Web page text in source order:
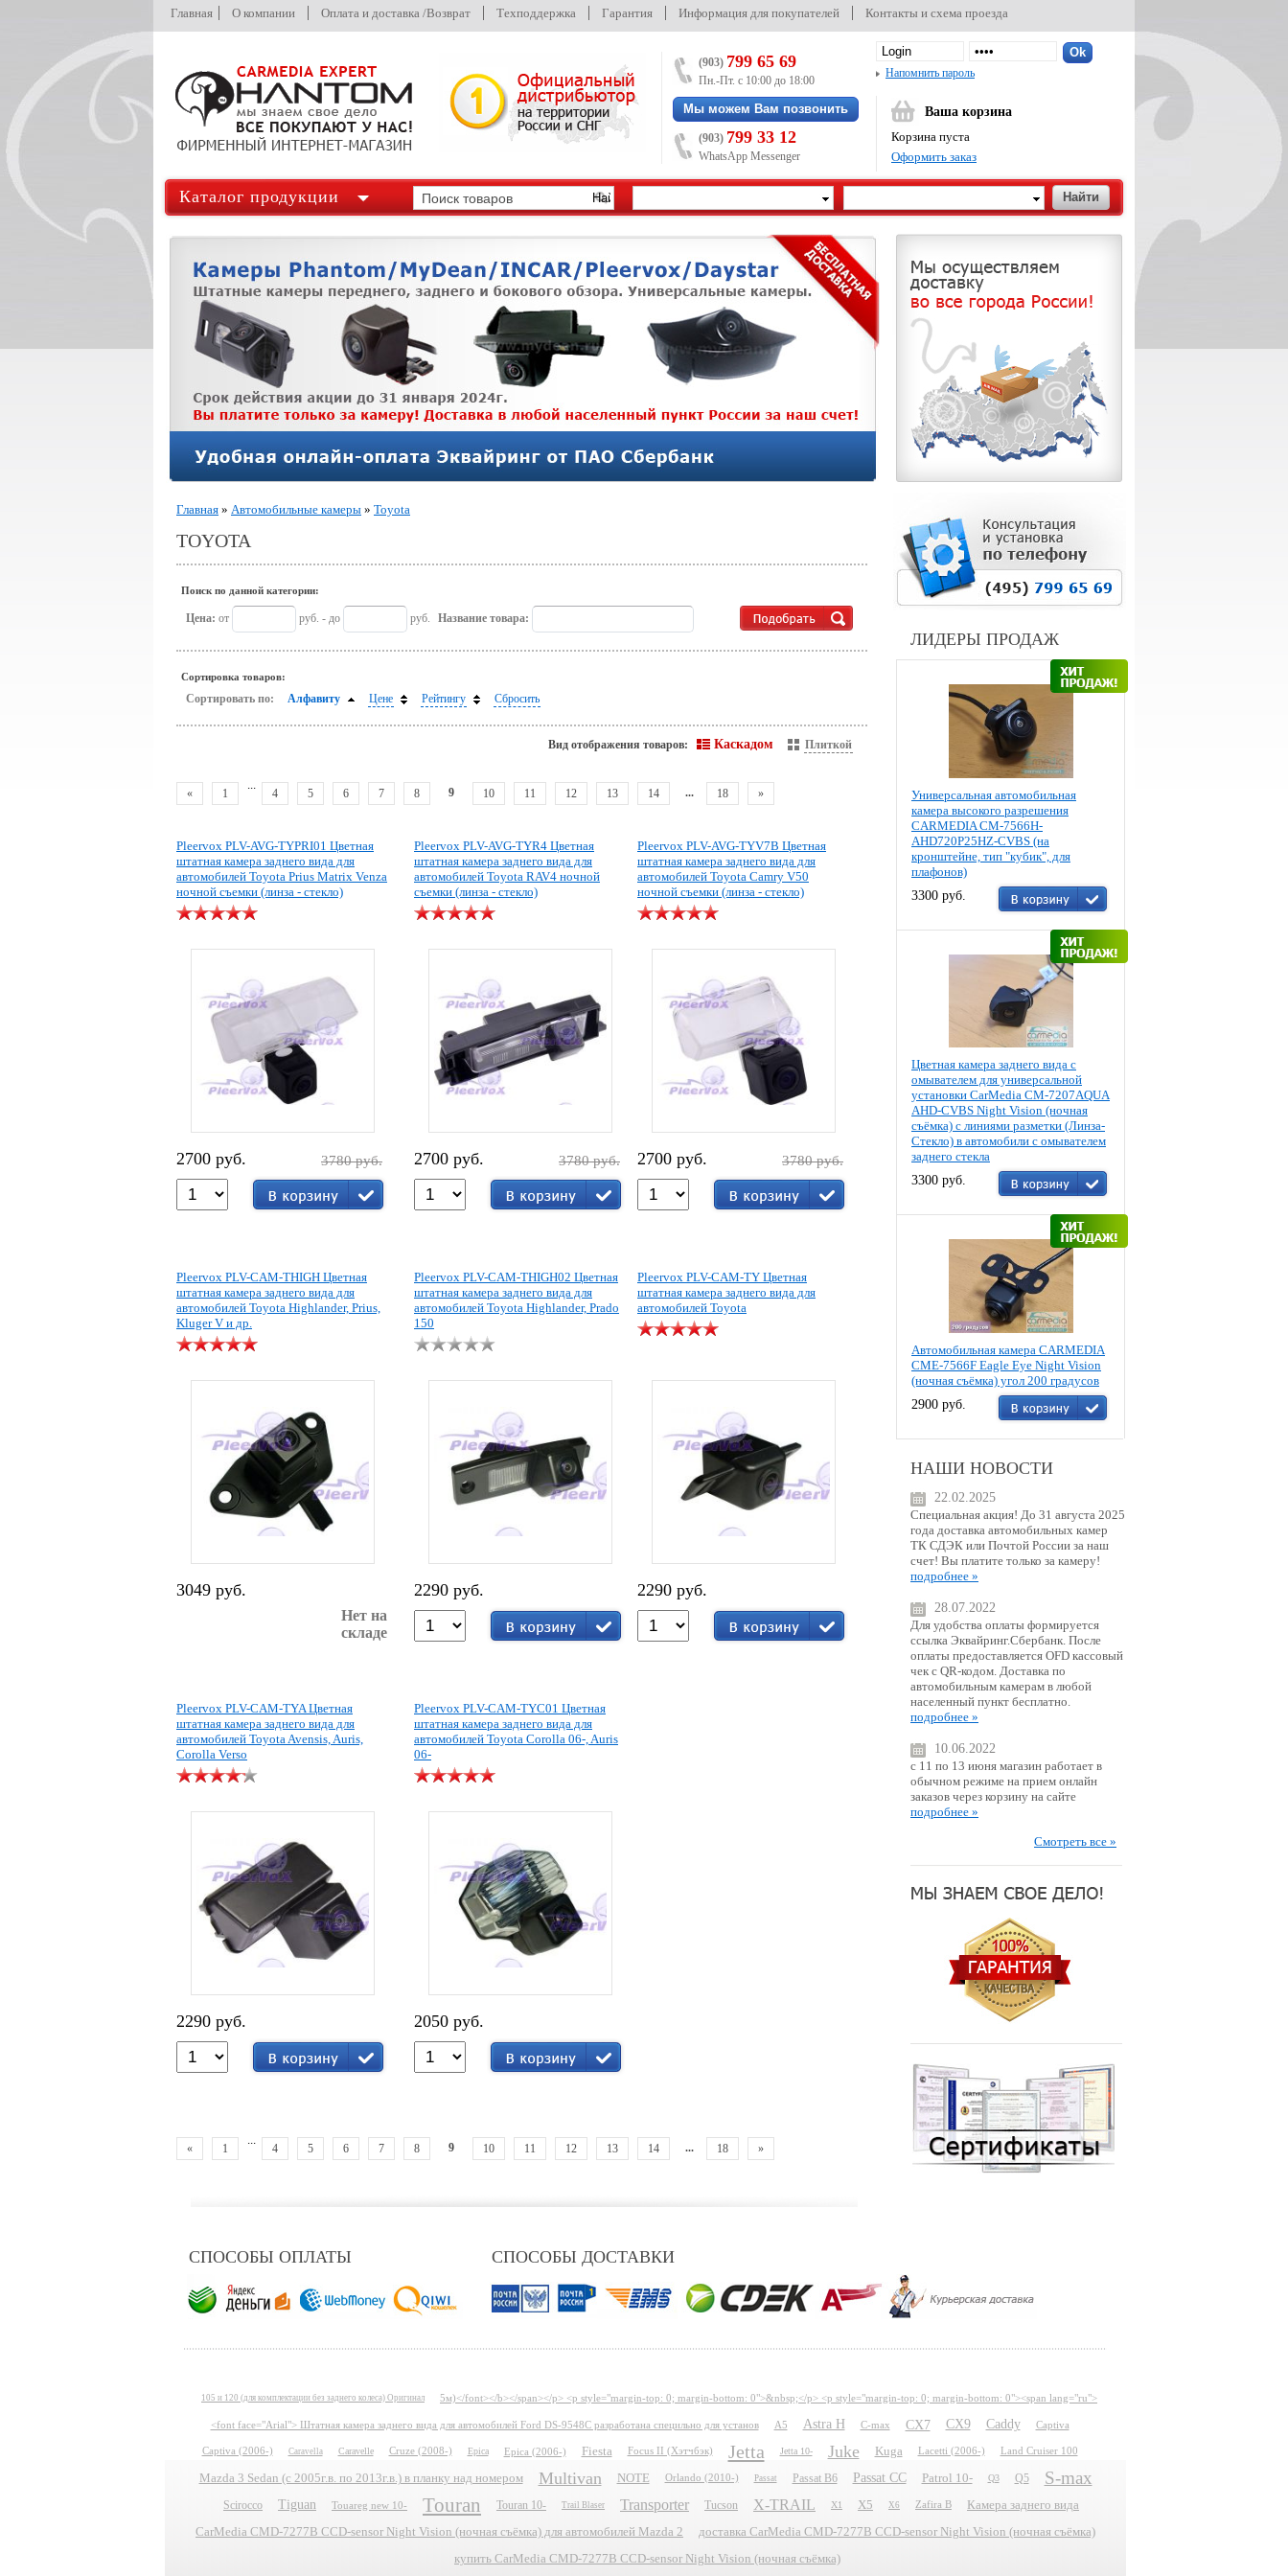
Главная О компании Оплата и доставка /Возврат Техподдержка Гарантия Информация для покупателей Контакты и схема проезда
(903) 799 65 69
Пн.-Пт. с 10:00 до 18:00
Мы можем Вам позвонить
(903) 799 33 12
WhatsApp Messenger
Напомнить пароль
Ваша корзина
Корзина пуста
Оформить заказ
Каталог продукции
ЛИДЕРЫ ПРОДАЖ
Универсальная автомобильная
камера высокого разрешения
CARMEDIA CM-7566H-
AHD720P25HZ-CVBS (на
кронштейне, тип "кубик", для
плафонов)
3300 руб.
Цветная камера заднего вида c
омывателем для универсальной
установки CarMedia CM-7207AQUA
AHD-CVBS Night Vision (ночная
съёмка) с линиями разметки (Линза-
Стекло) в автомобили с омывателем
заднего стекла
3300 руб.
Автомобильная камера CARMEDIA
CME-7566F Eagle Eye Night Vision
(ночная съёмка) угол 200 градусов
2900 руб.
НАШИ НОВОСТИ
22.02.2025
Специальная акция! До 31 августа 2025
года доставка автомобильных камер
ТК СДЭК или Почтой России за наш
счет! Вы платите только за камеру!
подробнее »
28.07.2022
Для удобства оплаты формируется
ссылка Эквайринг.Сбербанк. После
оплаты предоставляется OFD кассовый
чек с QR-кодом. Доставка по
автомобильным камерам в любой
населенный пункт бесплатно.
подробнее »
10.06.2022
с 11 по 13 июня магазин работает в
обычном режиме на прием онлайн
заказов через корзину на сайте
подробнее »
Смотреть все »
Главная » Автомобильные камеры » Toyota
TOYOTA
Поиск по данной категории:
Цена: от руб. - до руб. Название товара:
Сортировка товаров:
Сортировать по: Алфавиту Цене Рейтингу Сбросить
Вид отображения товаров: Каскадом Плиткой
« 1
...
4 5 6 7 8 9 10 11 12 13 14 ... 18 »
Pleervox PLV-AVG-TYPRI01 Цветная
штатная камера заднего вида для
автомобилей Toyota Prius Matrix Venza
ночной съемки (линза - стекло)
2700 руб. 3780 руб.
Pleervox PLV-AVG-TYR4 Цветная
штатная камера заднего вида для
автомобилей Toyota RAV4 ночной
съемки (линза - стекло)
2700 руб. 3780 руб.
Pleervox PLV-AVG-TYV7B Цветная
штатная камера заднего вида для
автомобилей Toyota Camry V50
ночной съемки (линза - стекло)
2700 руб. 3780 руб.
Pleervox PLV-CAM-THIGH Цветная
штатная камера заднего вида для
автомобилей Toyota Highlander, Prius,
Kluger V и др.
3049 руб.
Нет на
складе
Pleervox PLV-CAM-THIGH02 Цветная
штатная камера заднего вида для
автомобилей Toyota Highlander, Prado
150
2290 руб.
Pleervox PLV-CAM-TY Цветная
штатная камера заднего вида для
автомобилей Toyota
2290 руб.
Pleervox PLV-CAM-TYA Цветная
штатная камера заднего вида для
автомобилей Toyota Avensis, Auris,
Corolla Verso
2290 руб.
Pleervox PLV-CAM-TYC01 Цветная
штатная камера заднего вида для
автомобилей Toyota Corolla 06-, Auris
06-
2050 руб.
« 1
...
4 5 6 7 8 9 10 11 12 13 14 ... 18 »
СПОСОБЫ ОПЛАТЫ СПОСОБЫ ДОСТАВКИ
105 и 120 (для комплектации без заднего колеса) Оригинал 5м)</font></b></span></p> <p style="margin-top: 0; margin-bottom: 0">&nbsp;</p> <p style="margin-top: 0; margin-bottom: 0"><span lang="ru">
<font face="Arial"> Штатная камера заднего вида для автомобилей Ford DS-9548C разработана специльно для установ A5 Astra H C-max CX7 CX9 Caddy Captiva
Captiva (2006-) Caravella Caravelle Cruze (2008-) Epica Epica (2006-) Fiesta Focus II (Хэтчбэк) Jetta Jetta 10- Juke Kuga Lacetti (2006-) Land Cruiser 100
Mazda 3 Sedan (с 2005г.в. по 2013г.в.) в планку над номером Multivan NOTE Orlando (2010-) Passat Passat B6 Passat CC Patrol 10- Q3 Q5 S-max
Scirocco Tiguan Touareg new 10- Touran Touran 10- Trail Blaser Transporter Tucson X-TRAIL X1 X5 X6 Zafira B
Камера заднего вида
CarMedia CMD-7277B CCD-sensor Night Vision (ночная съёмка) для автомобилей Mazda 2
доставка CarMedia CMD-7277B CCD-sensor Night Vision (ночная съёмка)
купить CarMedia CMD-7277B CCD-sensor Night Vision (ночная съёмка)